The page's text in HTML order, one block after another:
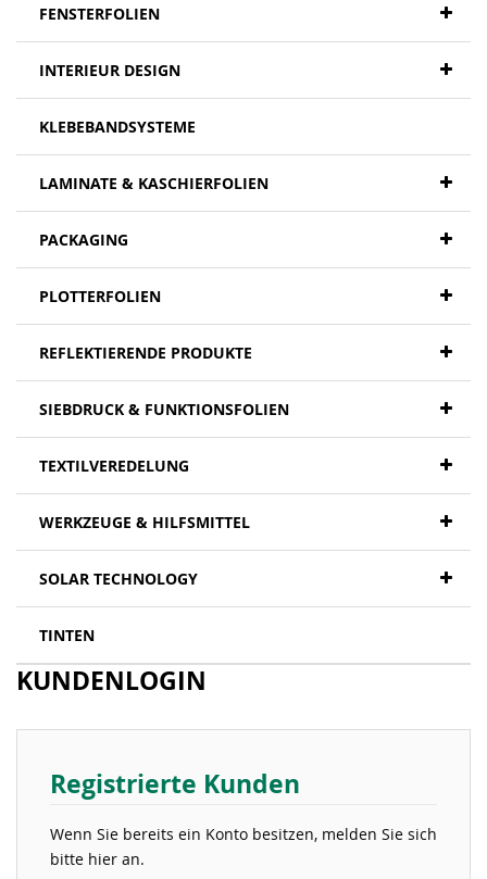
FENSTERFOLIEN
INTERIEUR DESIGN
KLEBEBANDSYSTEME
LAMINATE & KASCHIERFOLIEN
PACKAGING
PLOTTERFOLIEN
REFLEKTIERENDE PRODUKTE
SIEBDRUCK & FUNKTIONSFOLIEN
TEXTILVEREDELUNG
WERKZEUGE & HILFSMITTEL
SOLAR TECHNOLOGY
TINTEN
KUNDENLOGIN
Registrierte Kunden
Wenn Sie bereits ein Konto besitzen, melden Sie sich
bitte hier an.